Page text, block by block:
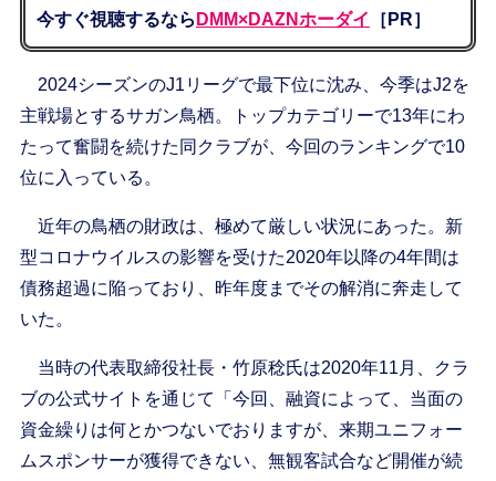
今すぐ視聴するなら DMM×DAZNホーダイ ［PR］
2024シーズンのJ1リーグで最下位に沈み、今季はJ2を
主戦場とするサガン鳥栖。トップカテゴリーで13年にわ
たって奮闘を続けた同クラブが、今回のランキングで10
位に入っている。
近年の鳥栖の財政は、極めて厳しい状況にあった。新
型コロナウイルスの影響を受けた2020年以降の4年間は
債務超過に陥っており、昨年度までその解消に奔走して
いた。
当時の代表取締役社長・竹原稔氏は2020年11月、クラ
ブの公式サイトを通じて「今回、融資によって、当面の
資金繰りは何とかつないでおりますが、来期ユニフォー
ムスポンサーが獲得できない、無観客試合など開催が続